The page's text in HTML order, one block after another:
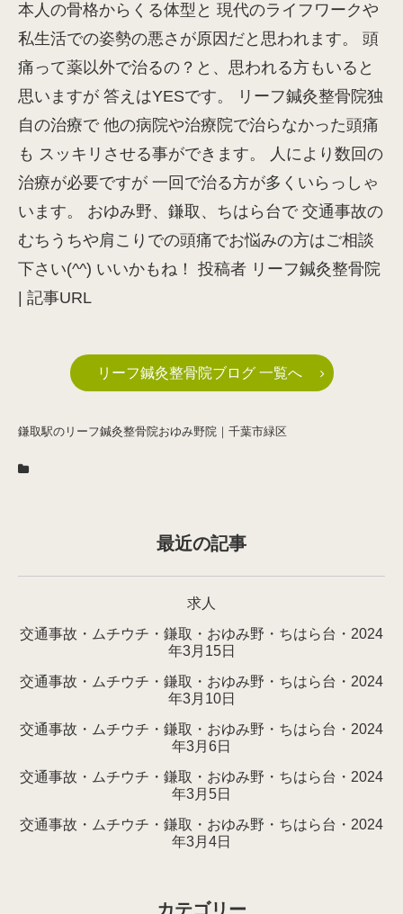
本人の骨格からくる体型と 現代のライフワークや
私生活での姿勢の悪さが原因だと思われます。 頭
痛って薬以外で治るの？と、思われる方もいると
思いますが 答えはYESです。 リーフ鍼灸整骨院独
自の治療で 他の病院や治療院で治らなかった頭痛
も スッキリさせる事ができます。 人により数回の
治療が必要ですが 一回で治る方が多くいらっしゃ
います。 おゆみ野、鎌取、ちはら台で 交通事故の
むちうちや肩こりでの頭痛でお悩みの方はご相談
下さい(^^) いいかもね！ 投稿者 リーフ鍼灸整骨院
| 記事URL
リーフ鍼灸整骨院ブログ 一覧へ
鎌取駅のリーフ鍼灸整骨院おゆみ野院｜千葉市緑区
最近の記事
求人
交通事故・ムチウチ・鎌取・おゆみ野・ちはら台・2024
年3月15日
交通事故・ムチウチ・鎌取・おゆみ野・ちはら台・2024
年3月10日
交通事故・ムチウチ・鎌取・おゆみ野・ちはら台・2024
年3月6日
交通事故・ムチウチ・鎌取・おゆみ野・ちはら台・2024
年3月5日
交通事故・ムチウチ・鎌取・おゆみ野・ちはら台・2024
年3月4日
カテゴリー